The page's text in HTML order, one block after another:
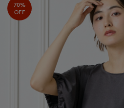
70%
OFF